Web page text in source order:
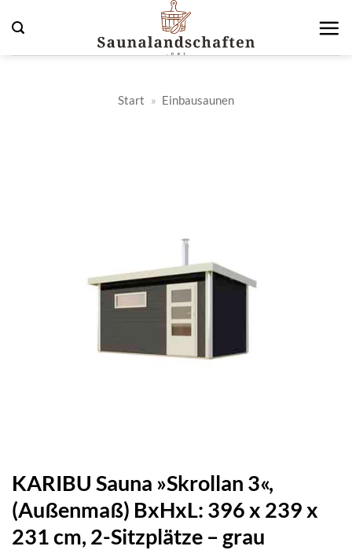
Inhalt
springen
Start » Einbausaunen
KARIBU Sauna »Skrollan 3«,
(Außenmaß) BxHxL: 396 x 239 x
231 cm, 2-Sitzplätze – grau